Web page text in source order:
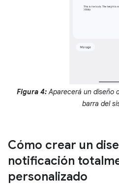
Figura 4:Aparecerá un diseño
barra del
Cómo crear un
notificación
personalizado